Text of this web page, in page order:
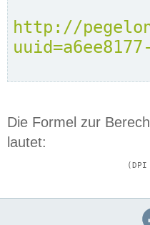
http://
Die Formel zur
lautet: